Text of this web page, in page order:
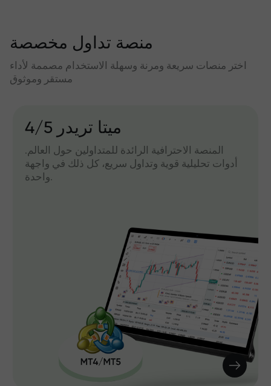
منصة تداول مخصصة
اختر منصات سريعة ومرنة وسهلة الاستخدام مصممة لأداء
مستقر وموثوق
میتا تریدر 4/5
المنصة الاحترافية الرائدة للمتداولين حول العالم.
أدوات تحليلية قوية وتداول سريع، كل ذلك في واجهة
واحدة.